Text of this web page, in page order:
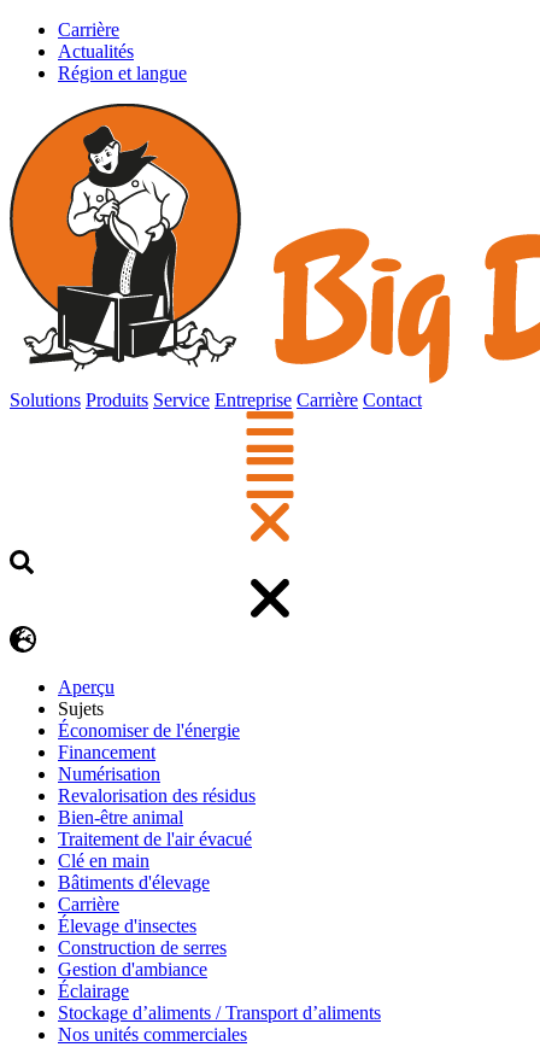
Carrière
Actualités
Région et langue
Solutions Produits Service Entreprise Carrière Contact
Aperçu
Sujets
Économiser de l'énergie
Financement
Numérisation
Revalorisation des résidus
Bien-être animal
Traitement de l'air évacué
Clé en main
Bâtiments d'élevage
Carrière
Élevage d'insectes
Construction de serres
Gestion d'ambiance
Éclairage
Stockage d’aliments / Transport d’aliments
Nos unités commerciales